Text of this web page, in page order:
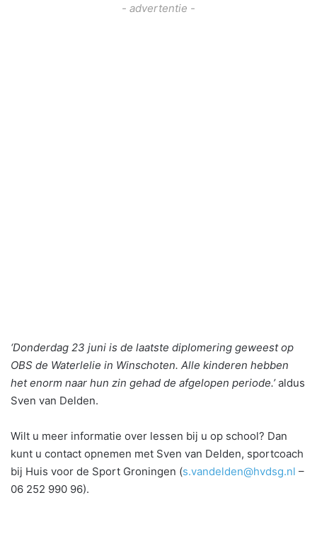
- advertentie -
‘Donderdag 23 juni is de laatste diplomering geweest op
OBS de Waterlelie in Winschoten. Alle kinderen hebben
het enorm naar hun zin gehad de afgelopen periode.’aldus
Sven van Delden.
Wilt u meer informatie over lessen bij u op school? Dan
kunt u contact opnemen met Sven van Delden, sportcoach
bij Huis voor de Sport Groningen (s.vandelden@hvdsg.nl –
06 252 990 96).